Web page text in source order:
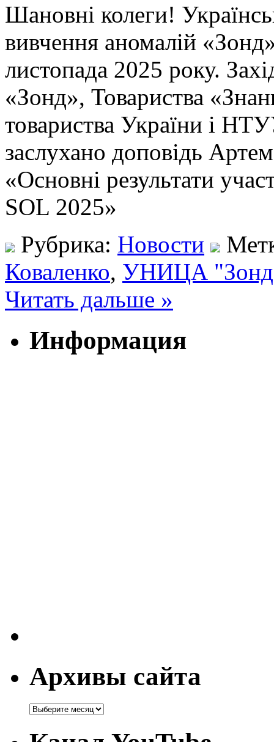
Шановні колеги!
вивчення аномалій
листопада 2025 року.
«Зонд», Товариства
товариства України і
заслухано доповідь
«Основні результати
SOL 2025»
Рубрика: Новости
Коваленко, УНИЦА
Читать дальше »
Информация
Архивы сайта